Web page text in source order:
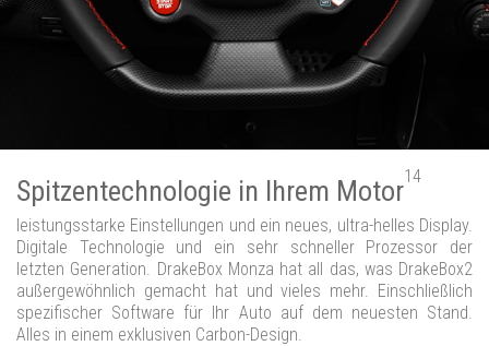
Spitzentechnologie in Ihrem Motor14
leistungsstarke Einstellungen und ein neues, ultra-helles Display.
Digitale Technologie und ein sehr schneller Prozessor der
letzten Generation. DrakeBox Monza hat all das, was DrakeBox2
außergewöhnlich gemacht hat und vieles mehr. Einschließlich
spezifischer Software für Ihr Auto auf dem neuesten Stand.
Alles in einem exklusiven Carbon-Design.